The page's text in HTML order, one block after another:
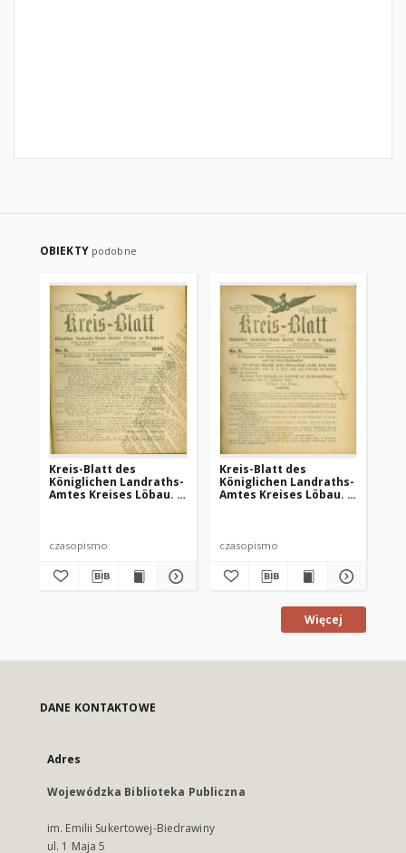
OBIEKTY podobne
Kreis-Blatt des
Königlichen Landraths-
Amtes Kreises Löbau. z
czasopismo
Kreis-Blatt des
Königlichen Landraths-
Amtes Kreises Löbau. z
czasopismo
Więcej
DANE KONTAKTOWE
Adres
Wojewódzka Biblioteka Publiczna
im. Emilii Sukertowej-Biedrawiny
ul. 1 Maja 5